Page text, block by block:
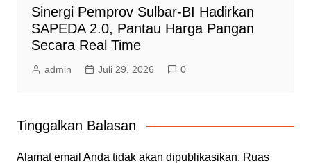
Sinergi Pemprov Sulbar-BI Hadirkan
SAPEDA 2.0, Pantau Harga Pangan
Secara Real Time
admin Juli 29, 2026 0
Tinggalkan Balasan
Alamat email Anda tidak akan dipublikasikan. Ruas